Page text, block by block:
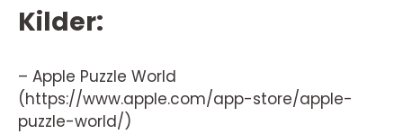
Kilder:
– Apple Puzzle World
(https://www.apple.com/app-store/apple-
puzzle-world/)